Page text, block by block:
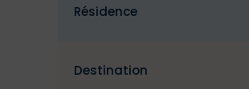
Résidence
Destination